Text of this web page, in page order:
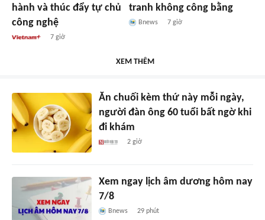
hành và thúc đẩy tự chủ
công nghệ
7 giờ
tranh không công bằng
Bnews 7 giờ
XEM THÊM
Ăn chuối kèm thứ này mỗi ngày,
người đàn ông 60 tuổi bất ngờ khi
đi khám
2 giờ
Xem ngay lịch âm dương hôm nay
7/8
Bnews 29 phút